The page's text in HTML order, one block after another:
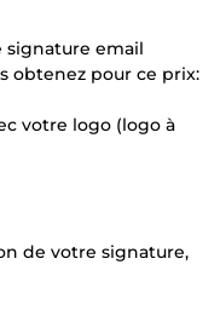
signature email
obtenez pour ce prix:
votre logo (logo à
de votre signature,